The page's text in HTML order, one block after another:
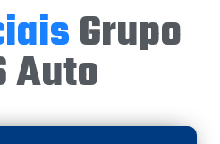
Grupo
Auto